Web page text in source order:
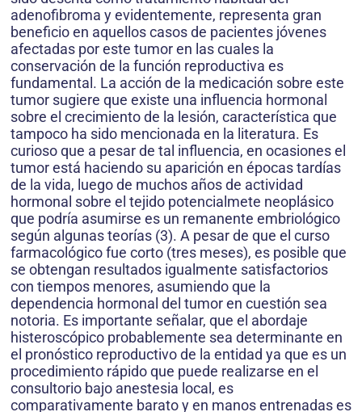
adenofibroma y evidentemente, representa gran
beneficio en aquellos casos de pacientes jóvenes
afectadas por este tumor en las cuales la
conservación de la función reproductiva es
fundamental. La acción de la medicación sobre este
tumor sugiere que existe una influencia hormonal
sobre el crecimiento de la lesión, característica que
tampoco ha sido mencionada en la literatura. Es
curioso que a pesar de tal influencia, en ocasiones el
tumor está haciendo su aparición en épocas tardías
de la vida, luego de muchos años de actividad
hormonal sobre el tejido potencialmete neoplásico
que podría asumirse es un remanente embriológico
según algunas teorías (3). A pesar de que el curso
farmacológico fue corto (tres meses), es posible que
se obtengan resultados igualmente satisfactorios
con tiempos menores, asumiendo que la
dependencia hormonal del tumor en cuestión sea
notoria. Es importante señalar, que el abordaje
histeroscópico probablemente sea determinante en
el pronóstico reproductivo de la entidad ya que es un
procedimiento rápido que puede realizarse en el
consultorio bajo anestesia local, es
comparativamente barato y en manos entrenadas es